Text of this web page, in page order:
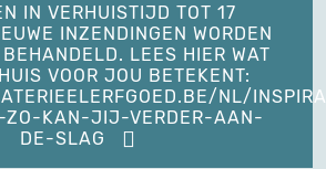
IN VERHUISTIJD TOT 17
INZENDINGEN WORDEN
LEES HIER WAT
VOOR JOU BETEKENT:
NL/
ZO-KAN-JIJ-VERDER-AAN-
DE-SLAG